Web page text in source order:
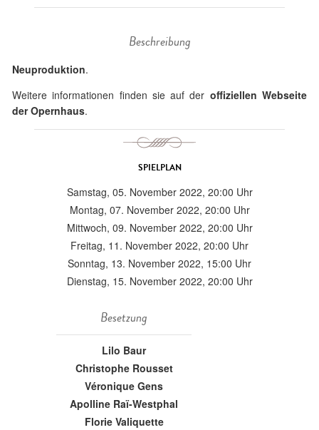
Beschreibung
Neuproduktion.
Weitere informationen finden sie auf der offiziellen Webseite
der Opernhaus.
SPIELPLAN
Samstag, 05. November 2022, 20:00 Uhr
Montag, 07. November 2022, 20:00 Uhr
Mittwoch, 09. November 2022, 20:00 Uhr
Freitag, 11. November 2022, 20:00 Uhr
Sonntag, 13. November 2022, 15:00 Uhr
Dienstag, 15. November 2022, 20:00 Uhr
Besetzung
Lilo Baur
Christophe Rousset
Véronique Gens
Apolline Raï-Westphal
Florie Valiquette